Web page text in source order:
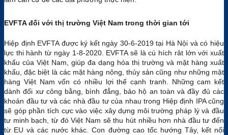
EVFTA đối với thị trường Việt Nam trong thời gian tới
Hiệp định EVFTA được ký kết ngày 30-6-2019 tại Hà Nội và có hiệu
lực thi hành từ ngày 1-8-2020. EVFTA sẽ là cú hích rât lớn với xuất
khẩu của Việt Nam, giúp đa dạng hóa thị trường và mặt hàng xuất
khẩu, đặc biệt là các mặt hàng nông, thủy sản cũng như những mặt
hàng Việt Nam vốn có nhiều lợi thế cạnh tranh. Những cam kết
dành đối xư công bằng, bình đẳng, bảo hộ an toàn và đầy đủ các
khoản đầu tư và các nhà đầu tư của nhau trong Hiệp định IPA cũng
sẽ góp phần tích cực vào việc xây dựng môi trường pháp lý và đầu
tư minh bạch, từ đó Việt Nam sẽ thu hút nhiều hơn nhà đầu tư đến
từ EU và các nước khác. Con đường cao tốc hướng Tây, kết nối